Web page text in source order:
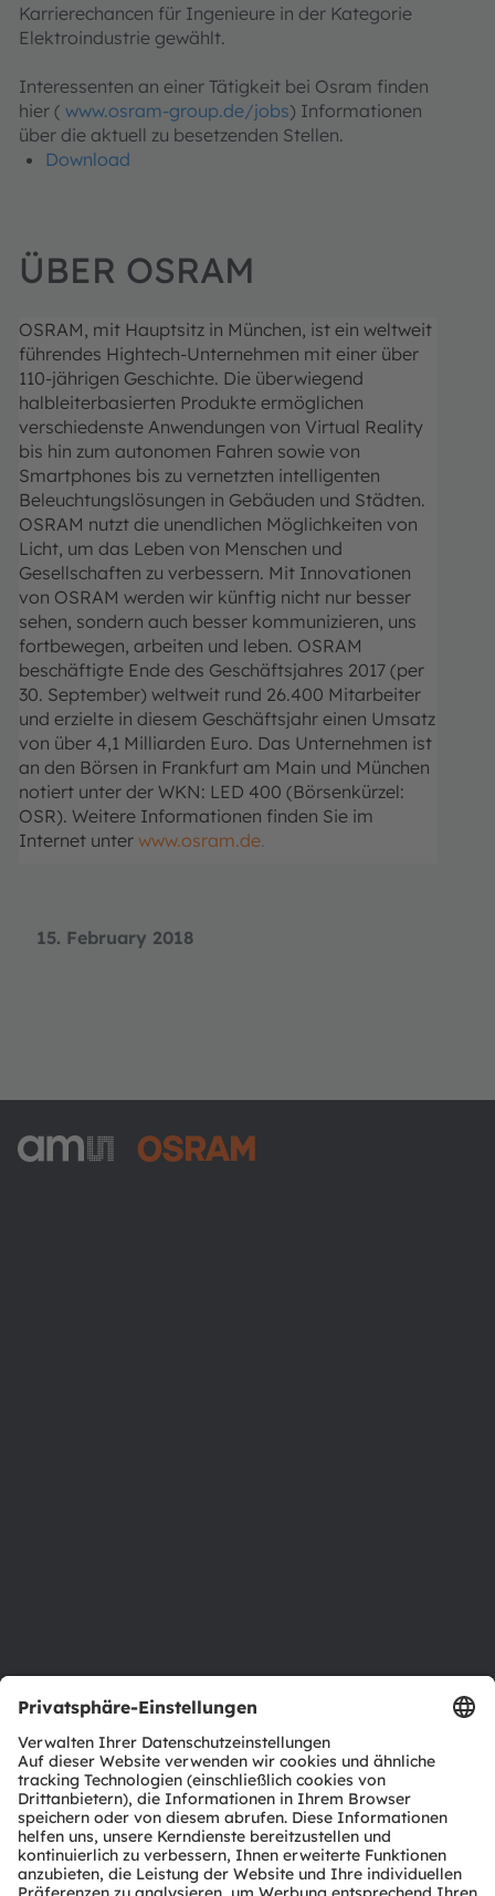
15. February 2018
Karrierechancen für Ingenieure in der Kategorie
Elektroindustrie gewählt.
Interessenten an einer Tätigkeit bei Osram finden
hier ( www.osram-group.de/jobs) Informationen
über die aktuell zu besetzenden Stellen.
Download
ÜBER OSRAM
OSRAM, mit Hauptsitz in München, ist ein weltweit
führendes Hightech-Unternehmen mit einer über
110-jährigen Geschichte. Die überwiegend
halbleiterbasierten Produkte ermöglichen
verschiedenste Anwendungen von Virtual Reality
bis hin zum autonomen Fahren sowie von
Smartphones bis zu vernetzten intelligenten
Beleuchtungslösungen in Gebäuden und Städten.
OSRAM nutzt die unendlichen Möglichkeiten von
Licht, um das Leben von Menschen und
Gesellschaften zu verbessern. Mit Innovationen
von OSRAM werden wir künftig nicht nur besser
sehen, sondern auch besser kommunizieren, uns
fortbewegen, arbeiten und leben. OSRAM
beschäftigte Ende des Geschäftsjahres 2017 (per
30. September) weltweit rund 26.400 Mitarbeiter
und erzielte in diesem Geschäftsjahr einen Umsatz
von über 4,1 Milliarden Euro. Das Unternehmen ist
an den Börsen in Frankfurt am Main und München
notiert unter der WKN: LED 400 (Börsenkürzel:
OSR). Weitere Informationen finden Sie im
Internet unter www.osram.de.
Produkt Selektor
Download Center
Tools
Kundenanfragen
Technischer Support
Partner Netzwerk
Whistleblowing